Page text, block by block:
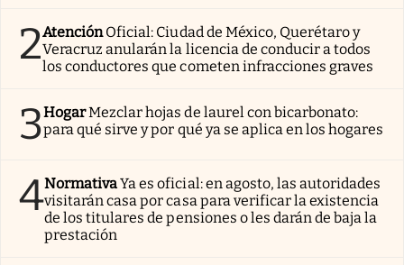
2AtenciónOficial: Ciudad de México, Querétaro y
Veracruz anularán la licencia de conducir a todos
los conductores que cometen infracciones graves
3HogarMezclar hojas de laurel con bicarbonato:
para qué sirve y por qué ya se aplica en los hogares
4NormativaYa es oficial: en agosto, las autoridades
visitarán casa por casa para verificar la existencia
de los titulares de pensiones o les darán de baja la
prestación